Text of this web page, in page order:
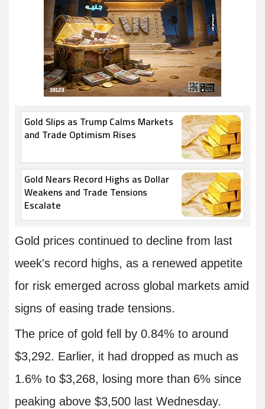
Gold Slips as Trump Calms Markets
and Trade Optimism Rises
Gold Nears Record Highs as Dollar
Weakens and Trade Tensions
Escalate
Gold prices continued to decline from last
week's record highs, as a renewed appetite
for risk emerged across global markets amid
signs of easing trade tensions.
The price of gold fell by 0.84% to around
$3,292. Earlier, it had dropped as much as
1.6% to $3,268, losing more than 6% since
peaking above $3,500 last Wednesday.